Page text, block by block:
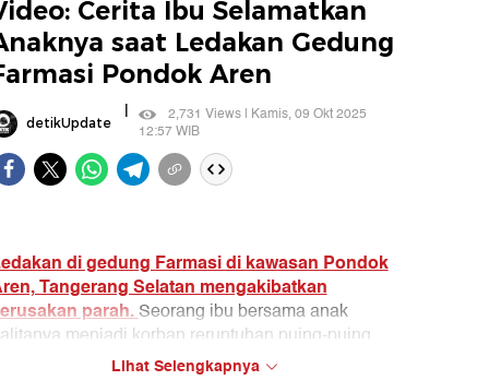
Cerita Ibu Selamatkan
saat Ledakan Gedung
Pondok Aren
detikUpdate |
2,731 Views | Kamis, 09 Okt 2025
12:57 WIB
di gedung Farmasi di kawasan Pondok
Tangerang Selatan mengakibatkan
parah.Seorang ibu bersama anak
menjadi korban reruntuhan puing-puing
gedung tersebut.Lihat Selengkapnya